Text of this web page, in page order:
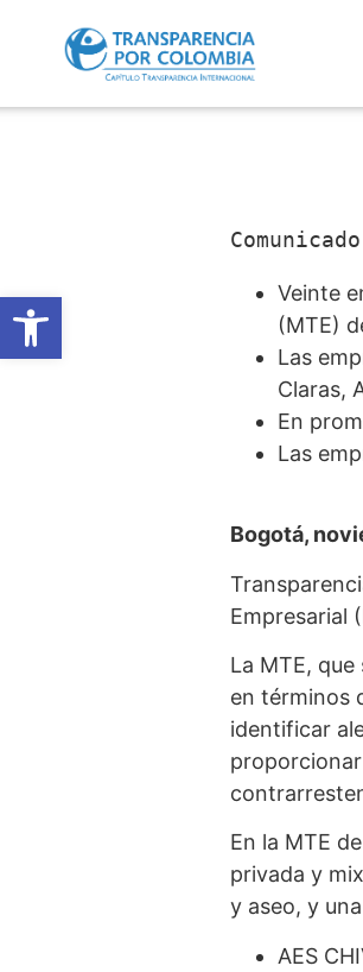
Abrir barra de
Veinte
(MTE)
Las
Claras,
En
Las
Bogotá,
Empresarial
La MTE,
en términos
identificar
En la MTE
privada y
y aseo, y
AES